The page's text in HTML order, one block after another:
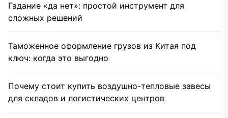
Гадание «да нет»: простой инструмент для
сложных решений
Таможенное оформление грузов из Китая под
ключ: когда это выгодно
Почему стоит купить воздушно-тепловые завесы
для складов и логистических центров